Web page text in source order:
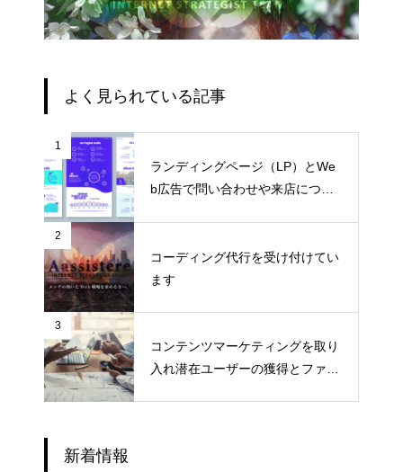
よく見られている記事
1
ランディングページ（LP）とWe
b広告で問い合わせや来店につな
2
コーディング代行を受け付けてい
ます
3
コンテンツマーケティングを取り
入れ潜在ユーザーの獲得とファン
新着情報